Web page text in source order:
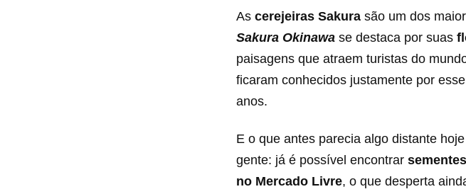
As cerejeiras Sakura são um dos
Sakura Okinawa se destaca por suas
paisagens que atraem turistas do
ficaram conhecidos justamente por esse
anos.
E o que antes parecia algo distante
gente: já é possível encontrar
no Mercado Livre, o que desperta